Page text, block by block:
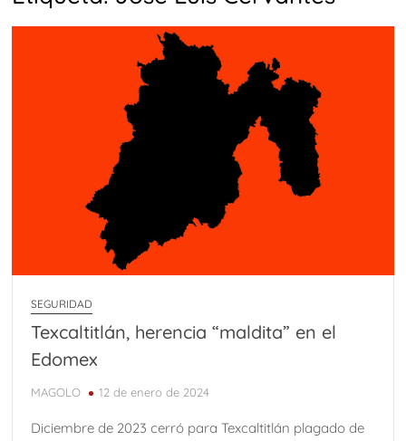
SEGURIDAD
Texcaltitlán, herencia “maldita” en el
Edomex
MAGOLO 12 de enero de 2024
Diciembre de 2023 cerró para Texcaltitlán plagado de